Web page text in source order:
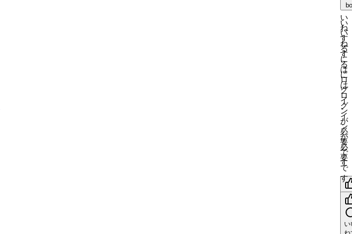
い
い
ね
す
る
に
は
ロ
グ
イ
ン
が
必
要
で
す
い
い
ね
す
る
に
は
ロ
グ
イ
ン
が
必
要
で
す
い